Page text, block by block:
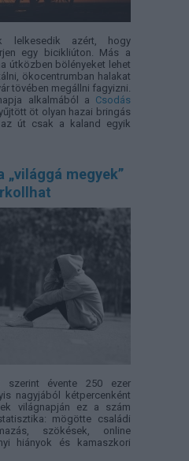
lelkesedik azért, hogy
egy bicikliúton. Más a
útközben bölényeket lehet
ökocentrumban halakat
tövében megállni fagyizni.
alkalmából a Csodás
öt olyan hazai bringás
út csak a kaland egyik
„világgá megyek”
szerint évente 250 ezer
nagyjából kétpercenként
világnapján ez a szám
mögötte családi
szökések, online
hiányok és kamaszkori